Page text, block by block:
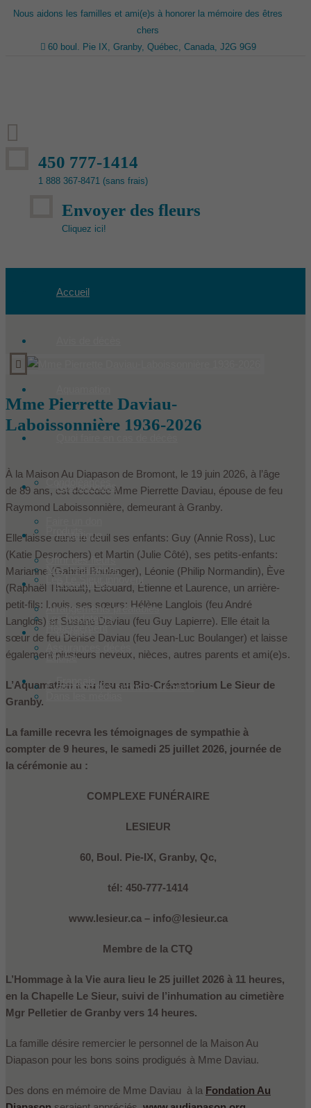
Nous aidons les familles et ami(e)s à honorer la mémoire des êtres
chers
60 boul. Pie IX, Granby, Québec, Canada, J2G 9G9
450 777-1414
1 888 367-8471 (sans frais)
Envoyer des fleurs
Cliquez ici!
Accueil
Condoléances
Offrir des fleurs
Nos services
Nos installations
Arrangements préalables
Évaluation des services Le Sieur
Historique
Les Le Sieur innovent
Les fondateurs
Équipe
Ressources
Hébergement
Contact
Français
Mme Pierrette Daviau-
Laboissonnière 1936-2026
À la Maison Au Diapason de Bromont, le 19 juin 2026, à l’âge
de 89 ans, est décédée Mme Pierrette Daviau, épouse de feu
Raymond Laboissonnière, demeurant à Granby.
Elle laisse dans le deuil ses enfants: Guy (Annie Ross), Luc
(Katie Desrochers) et Martin (Julie Côté), ses petits-enfants:
Marianne (Gabriel Boulanger), Léonie (Philip Normandin), Ève
(Raphaël Thibault), Édouard, Étienne et Laurence, un arrière-
petit-fils: Louis, ses sœurs: Hélène Langlois (feu André
Langlois) et Susane Daviau (feu Guy Lapierre). Elle était la
sœur de feu Denise Daviau (feu Jean-Luc Boulanger) et laisse
également plusieurs neveux, nièces, autres parents et ami(e)s.
L’Aquamation a eu lieu au Bio-Crématorium Le Sieur de
Granby.
La famille recevra les témoignages de sympathie à
compter de 9 heures, le samedi 25 juillet 2026, journée de
la cérémonie au :
COMPLEXE FUNÉRAIRE
LESIEUR
60, Boul. Pie-IX, Granby, Qc,
tél: 450-777-1414
www.lesieur.ca – info@lesieur.ca
Membre de la CTQ
L’Hommage à la Vie aura lieu le 25 juillet 2026 à 11 heures,
en la Chapelle Le Sieur, suivi de l’inhumation au cimetière
Mgr Pelletier de Granby vers 14 heures.
La famille désire remercier le personnel de la Maison Au
Diapason pour les bons soins prodigués à Mme Daviau.
Des dons en mémoire de Mme Daviau à la Fondation Au